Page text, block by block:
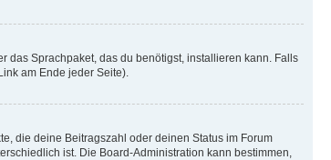
das Sprachpaket, das du benötigst, installieren kann. Falls
am Ende jeder Seite).
die deine Beitragszahl oder deinen Status im Forum
ist. Die Board-Administration kann bestimmen,